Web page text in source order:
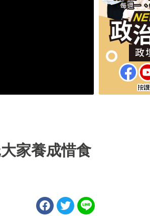
家養成惜食